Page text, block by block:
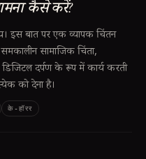
कैसे करें?
इस बात पर एक व्यापक चिंतन
सामाजिक चिंता,
दर्पण के रूप में कार्य करती
को देना है।
के‑हॉरर